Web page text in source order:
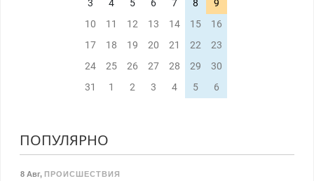
3
4 5 6 7 8
9
10
11 12 13 14 15
16
17
18 19 20 21 22
23
24
25 26 27 28 29
30
31
1 2 3 4 5 6
ПОПУЛЯРНО
8 Авг, ПРОИСШЕСТВИЯ